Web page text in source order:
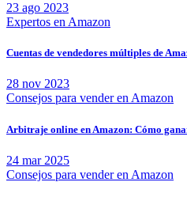
23 ago 2023
Expertos en Amazon
Cuentas de vendedores múltiples de
28 nov 2023
Consejos para vender en Amazon
Arbitraje online en Amazon: Cómo
24 mar 2025
Consejos para vender en Amazon